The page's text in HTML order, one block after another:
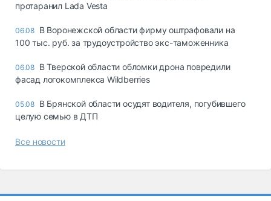
протаранил Lada Vesta
06.08 В Воронежской области фирму оштрафовали на
100 тыс. руб. за трудоустройство экс-таможенника
06.08 В Тверской области обломки дрона повредили
фасад логокомплекса Wildberries
05.08 В Брянской области осудят водителя, погубившего
целую семью в ДТП
Все новости